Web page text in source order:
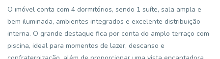
O imóvel conta com 4 dormitórios, sendo 1 suíte, sala ampla e
bem iluminada, ambientes integrados e excelente distribuição
interna. O grande destaque fica por conta do amplo terraço com
piscina, ideal para momentos de lazer, descanso e